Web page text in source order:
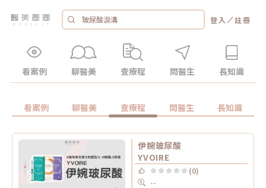
登入 ／註冊
看案例 聊醫美 查療程 問醫生 長知識
看案例 聊醫美 查療程 問醫生 長知識
伊婉玻尿酸
YVOIRE
(0)
--